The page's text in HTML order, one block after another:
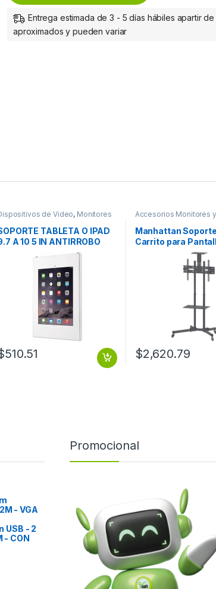
Entrega estimada de 3 - 5 días hábiles apartir
aproximados y pueden variar
de Video, Monitores
TABLETA O IPAD
A 10 5 IN ANTIRROBO
510.51
Accesorios Monitores
Manhattan
Carrito para
70′ o 50KGs, Negro
50KG ALTURA
$2,620.79
- VGA
USB - 2
- CON
Promocional